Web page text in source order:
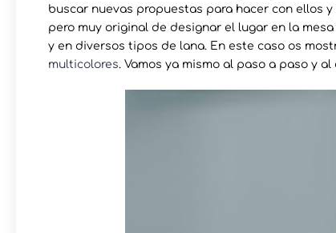
buscar nuevas propuestas para hacer con ellos y
pero muy original de designar el lugar en la
y en diversos tipos de lana. En este caso os
multicolores. Vamos ya mismo al paso a paso y